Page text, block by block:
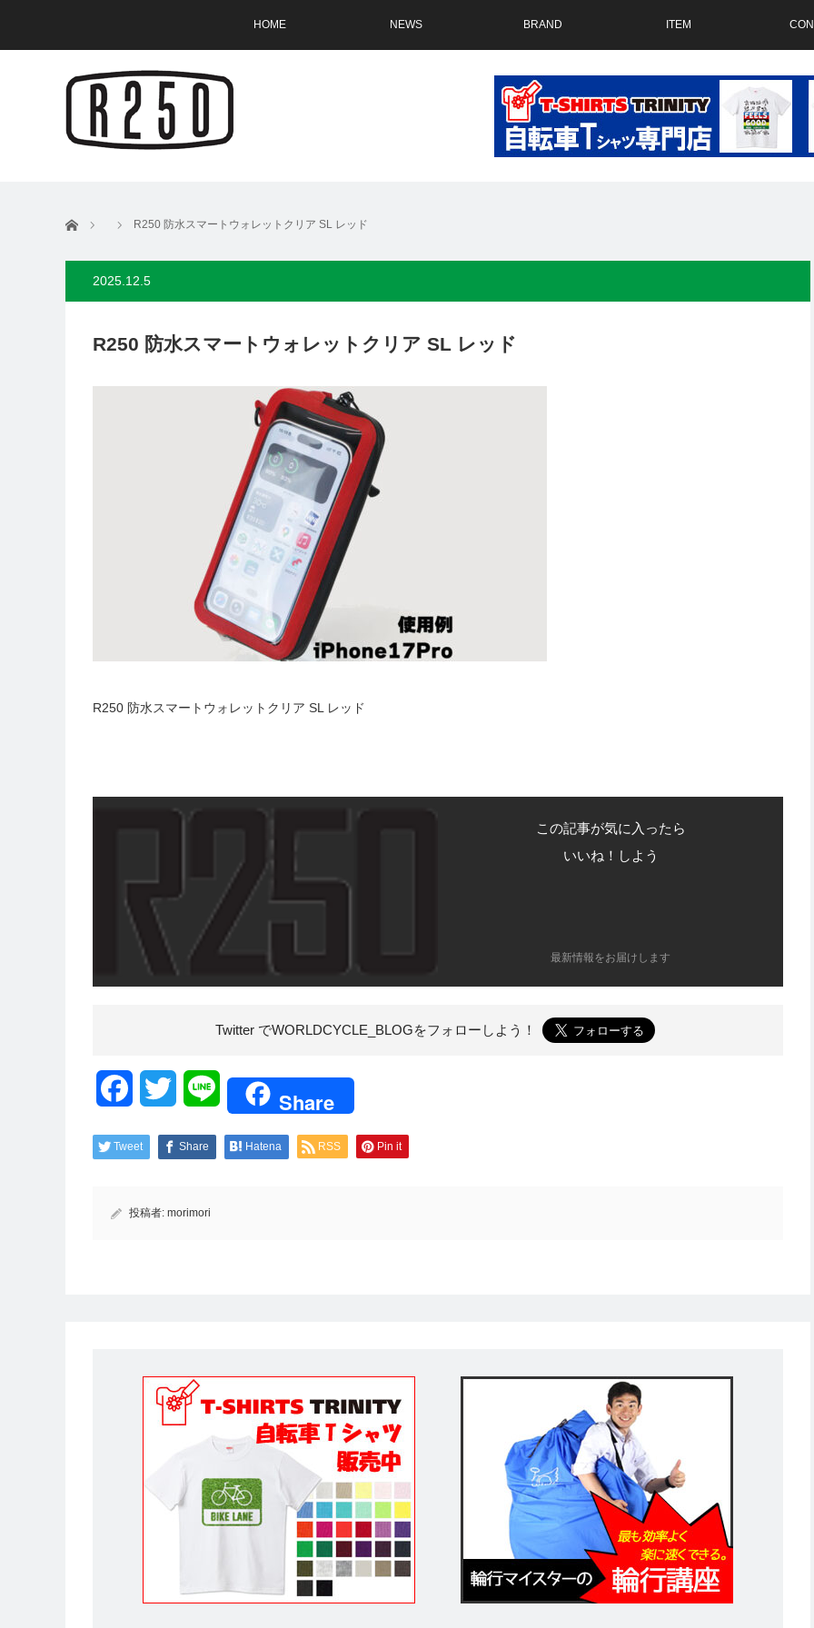
HOME NEWS BRAND ITEM
ホーム R250 防水スマートウォレットクリア SL レッド
2025.12.5
R250 防水スマートウォレットクリア SL レッド
R250 防水スマートウォレットクリア SL レッド
この記事が気に入ったら
いいね！しよう
最新情報をお届けします
Twitter でWORLDCYCLE_BLOGをフォローしよう！
FacebookTwitter Line Share
Tweet Share Hatena RSS Pin it
投稿者: morimori